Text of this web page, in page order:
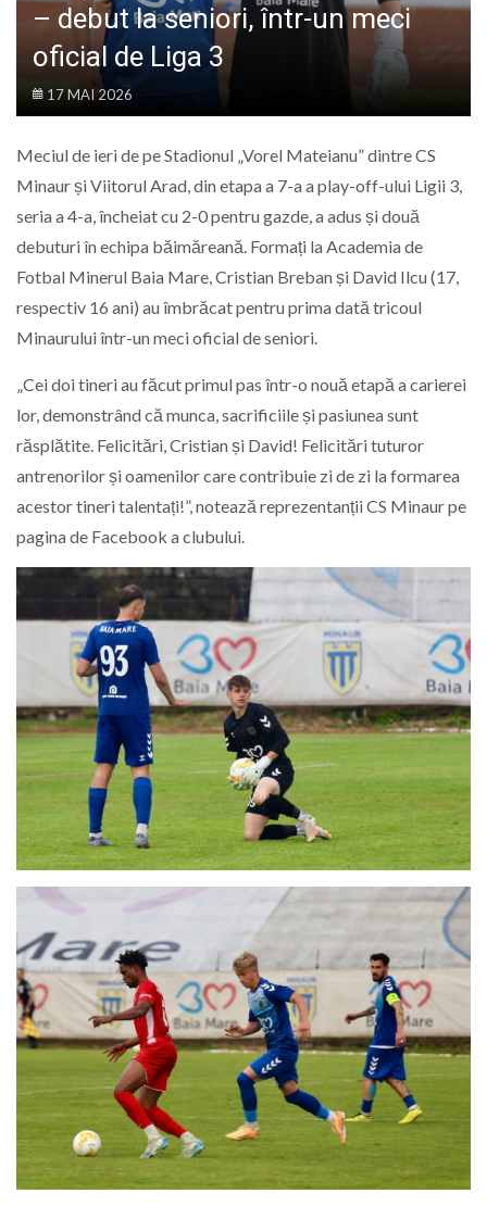
– debut la seniori, într-un meci
oficial de Liga 3
17 MAI 2026
Meciul de ieri de pe Stadionul „Vorel Mateianu” dintre CS
Minaur și Viitorul Arad, din etapa a 7-a a play-off-ului Ligii 3,
seria a 4-a, încheiat cu 2-0 pentru gazde, a adus și două
debuturi în echipa băimăreană. Formați la Academia de
Fotbal Minerul Baia Mare, Cristian Breban și David Ilcu (17,
respectiv 16 ani) au îmbrăcat pentru prima dată tricoul
Minaurului într-un meci oficial de seniori.
„Cei doi tineri au făcut primul pas într-o nouă etapă a carierei
lor, demonstrând că munca, sacrificiile și pasiunea sunt
răsplătite. Felicitări, Cristian și David! Felicitări tuturor
antrenorilor și oamenilor care contribuie zi de zi la formarea
acestor tineri talentați!”, notează reprezentanții CS Minaur pe
pagina de Facebook a clubului.